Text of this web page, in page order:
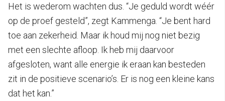
Het is wederom wachten dus. “Je geduld wordt wéér
op de proef gesteld”, zegt Kammenga. “Je bent hard
toe aan zekerheid. Maar ik houd mij nog niet bezig
met een slechte afloop. Ik heb mij daarvoor
afgesloten, want alle energie ik eraan kan besteden
zit in de positieve scenario’s. Er is nog een kleine kans
dat het kan.”